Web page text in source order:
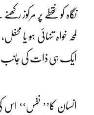
نگاہ کو نقطے پر مرکوز
لمحہ خواہ تنہائی ہو یا
ایک ہی ذات کی جانب
انسان کا’’ نفس‘‘ اس